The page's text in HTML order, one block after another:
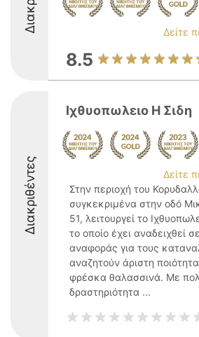
Δείτε
8.5
Διακριθέντες
Ιχθυοπωλειο Η Σιδη
Δείτε
Στην περιοχή του
συγκεκριμένα στην οδό
51, λειτουργεί το
το οποίο έχει αναδειχθεί
αναφοράς για τους
αναζητούν άριστη
φρέσκα θαλασσινά. Με
δραστηριότητα ...